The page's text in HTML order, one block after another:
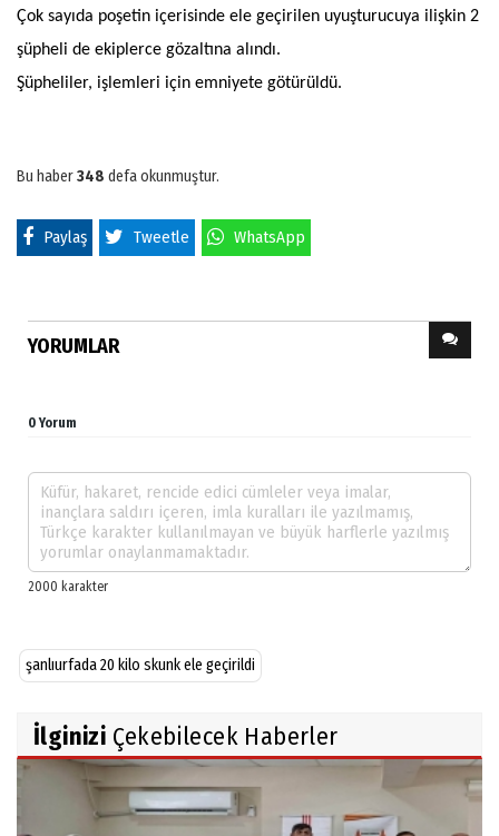
Çok sayıda poşetin içerisinde ele geçirilen uyuşturucuya ilişkin 2
şüpheli de ekiplerce gözaltına alındı.
Şüpheliler, işlemleri için emniyete götürüldü.
Bu haber348 defa okunmuştur.
Paylaş Tweetle WhatsApp
YORUMLAR
0 Yorum
şanlıurfada 20 kilo skunk ele geçirildi
İlginizi Çekebilecek Haberler